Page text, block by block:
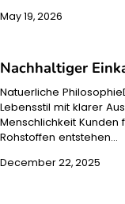
May 19, 2026
Nachhaltiger
Natuerliche
Lebensstil mit klarer
Menschlichkeit
Rohstoffen entstehen…
December 22, 2025